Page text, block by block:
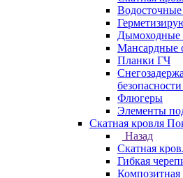
Дымоходные
Мансардные
Планки ГЧ
Флюгеры
Элементы
Скатная кровля
Назад
Скатная
Гибкая
Композитная